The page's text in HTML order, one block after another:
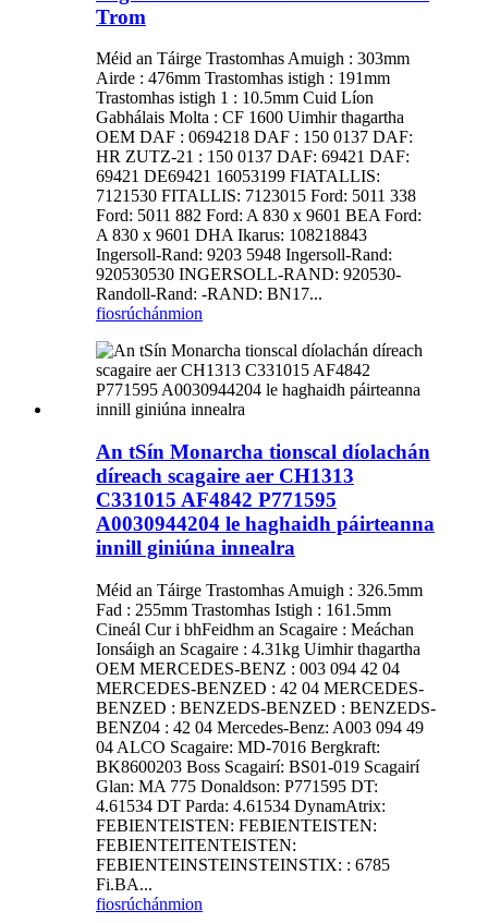
Trom
Méid an Táirge Trastomhas Amuigh : 303mm
Airde : 476mm Trastomhas istigh : 191mm
Trastomhas istigh 1 : 10.5mm Cuid Líon
Gabhálais Molta : CF 1600 Uimhir thagartha
OEM DAF : 0694218 DAF : 150 0137 DAF:
HR ZUTZ-21 : 150 0137 DAF: 69421 DAF:
69421 DE69421 16053199 FIATALLIS:
7121530 FITALLIS: 7123015 Ford: 5011 338
Ford: 5011 882 Ford: A 830 x 9601 BEA Ford:
A 830 x 9601 DHA Ikarus: 108218843
Ingersoll-Rand: 9203 5948 Ingersoll-Rand:
920530530 INGERSOLL-RAND: 920530-
Randoll-Rand: -RAND: BN17...
fiosrúchánmion
An tSín Monarcha tionscal díolachán
díreach scagaire aer CH1313
C331015 AF4842 P771595
A0030944204 le haghaidh páirteanna
innill giniúna innealra
Méid an Táirge Trastomhas Amuigh : 326.5mm
Fad : 255mm Trastomhas Istigh : 161.5mm
Cineál Cur i bhFeidhm an Scagaire : Meáchan
Ionsáigh an Scagaire : 4.31kg Uimhir thagartha
OEM MERCEDES-BENZ : 003 094 42 04
MERCEDES-BENZED : 42 04 MERCEDES-
BENZED : BENZEDS-BENZED : BENZEDS-
BENZ04 : 42 04 Mercedes-Benz: A003 094 49
04 ALCO Scagaire: MD-7016 Bergkraft:
BK8600203 Boss Scagairí: BS01-019 Scagairí
Glan: MA 775 Donaldson: P771595 DT:
4.61534 DT Parda: 4.61534 DynamAtrix:
FEBIENTEISTEN: FEBIENTEISTEN:
FEBIENTEITENTEISTEN:
FEBIENTEINSTEINSTEINSTIX: : 6785
Fi.BA...
fiosrúchánmion